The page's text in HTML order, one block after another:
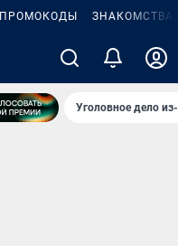
ПРОМОКОДЫ ЗНАКОМСТВА
Уголовное дело